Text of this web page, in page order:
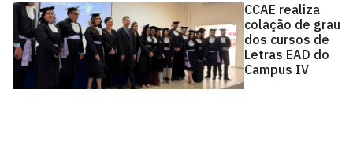
CCAE realiza
colação de grau
dos cursos de
Letras EAD do
Campus IV